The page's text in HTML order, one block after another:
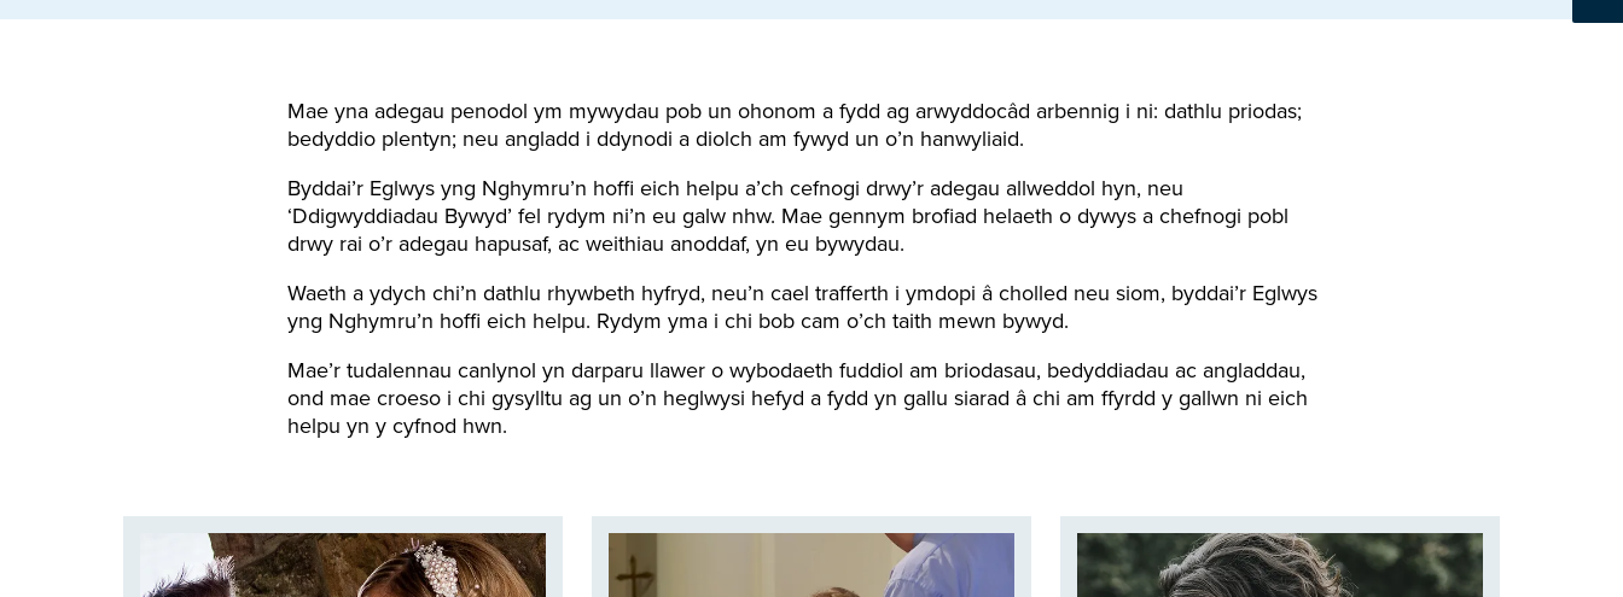
Mae yna adegau penodol ym mywydau pob un ohonom a fydd ag arwyddocâd arbennig i ni: dathlu priodas;
bedyddio plentyn; neu angladd i ddynodi a diolch am fywyd un o’n hanwyliaid.
Byddai’r Eglwys yng Nghymru’n hoffi eich helpu a’ch cefnogi drwy’r adegau allweddol hyn, neu
‘Ddigwyddiadau Bywyd’ fel rydym ni’n eu galw nhw. Mae gennym brofiad helaeth o dywys a chefnogi pobl
drwy rai o’r adegau hapusaf, ac weithiau anoddaf, yn eu bywydau.
Waeth a ydych chi’n dathlu rhywbeth hyfryd, neu’n cael trafferth i ymdopi â cholled neu siom, byddai’r Eglwys
yng Nghymru’n hoffi eich helpu. Rydym yma i chi bob cam o’ch taith mewn bywyd.
Mae’r tudalennau canlynol yn darparu llawer o wybodaeth fuddiol am briodasau, bedyddiadau ac angladdau,
ond mae croeso i chi gysylltu ag un o’n heglwysi hefyd a fydd yn gallu siarad â chi am ffyrdd y gallwn ni eich
helpu yn y cyfnod hwn.